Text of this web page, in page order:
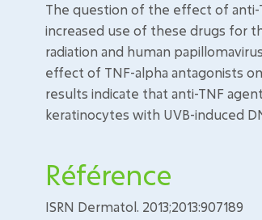
The question of the effect of anti-
increased use of these drugs for
radiation and human
effect of TNF-alpha antagonists
results indicate that anti-TNF
keratinocytes with UVB-induced
Référence
ISRN Dermatol. 2013;2013:907189